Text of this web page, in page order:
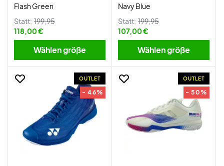
Flash Green
Statt: 199,95
118,00 €
Wählen größe
Navy Blue
Statt: 199,95
107,00 €
Wählen größe
OUTLET
- 46%
OUTLET
- 50%